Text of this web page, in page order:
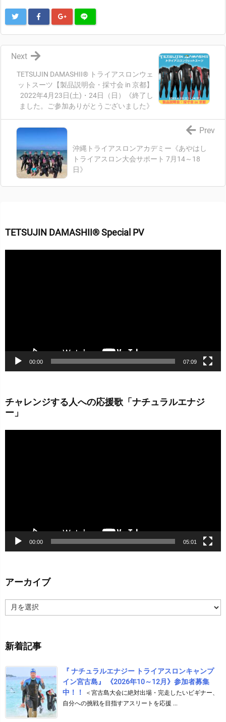
TETSUJIN DAMASHII® トライアスロンウェ
ットスーツ【製品説明会・採寸会 in 京都】
2022年4月23日(土)・24日（日）《終了し
ました。ご参加ありがとうございました》
Next
沖縄トライアスロンアカデミー《あやはし
トライアスロン大会サポート 7月14～18
日》
Prev
TETSUJIN DAMASHII® Special PV
00:00 07:09
チャレンジする人への応援歌「ナチュラルエナジ
ー」
00:00 05:01
アーカイブ
ー
ブ
新着記事
『 ナチュラルエナジー トライアスロンキャンプ
イン宮古島』 《2026年10～12月》参加者募集
中！！
＜宮古島大会に絶対出場・完走したいビギナー、
自分への挑戦を目指すアスリートを応援 ...